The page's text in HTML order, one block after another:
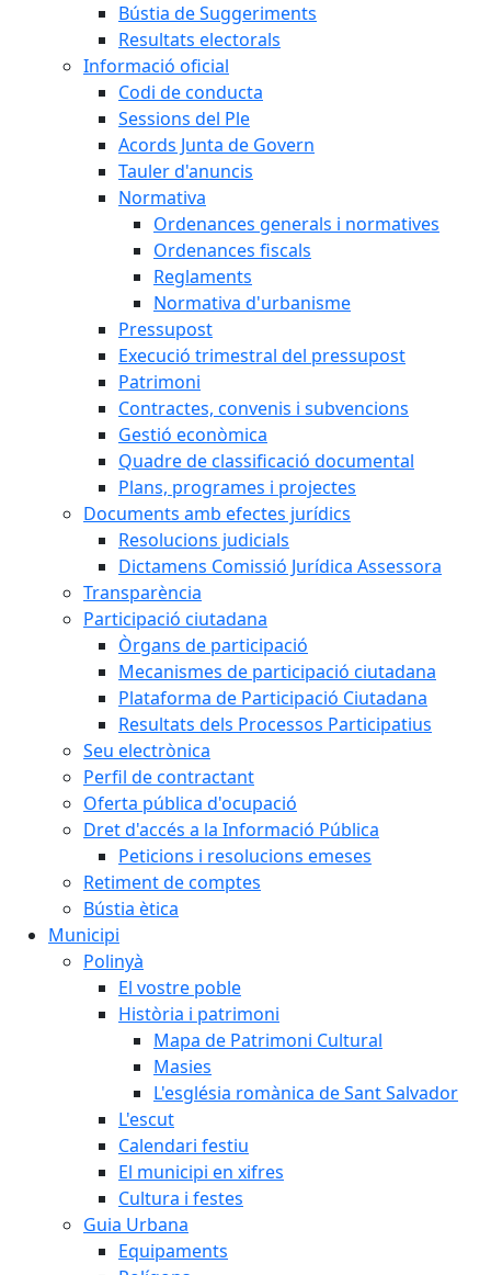
Bústia de Suggeriments
Resultats electorals
Informació oficial
Codi de conducta
Sessions del Ple
Acords Junta de Govern
Tauler d'anuncis
Normativa
Ordenances generals i normatives
Ordenances fiscals
Reglaments
Normativa d'urbanisme
Pressupost
Execució trimestral del pressupost
Patrimoni
Contractes, convenis i subvencions
Gestió econòmica
Quadre de classificació documental
Plans, programes i projectes
Documents amb efectes jurídics
Resolucions judicials
Dictamens Comissió Jurídica Assessora
Transparència
Participació ciutadana
Òrgans de participació
Mecanismes de participació ciutadana
Plataforma de Participació Ciutadana
Resultats dels Processos Participatius
Seu electrònica
Perfil de contractant
Oferta pública d'ocupació
Dret d'accés a la Informació Pública
Peticions i resolucions emeses
Retiment de comptes
Bústia ètica
Municipi
Polinyà
El vostre poble
Història i patrimoni
Mapa de Patrimoni Cultural
Masies
L'església romànica de Sant Salvador
L'escut
Calendari festiu
El municipi en xifres
Cultura i festes
Guia Urbana
Equipaments